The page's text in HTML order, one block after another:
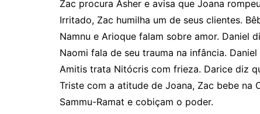
Zac procura Asher e avisa que Joana
Irritado, Zac humilha um de seus clientes.
Namnu e Arioque falam sobre amor. Daniel
Naomi fala de seu trauma na infância.
Amitis trata Nitócris com frieza. Darice diz
Triste com a atitude de Joana, Zac bebe na
Sammu-Ramat e cobiçam o poder.